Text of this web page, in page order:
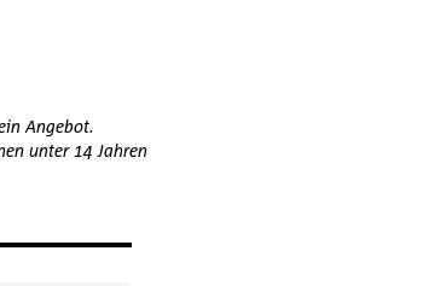
Angebot.
unter 14 Jahren